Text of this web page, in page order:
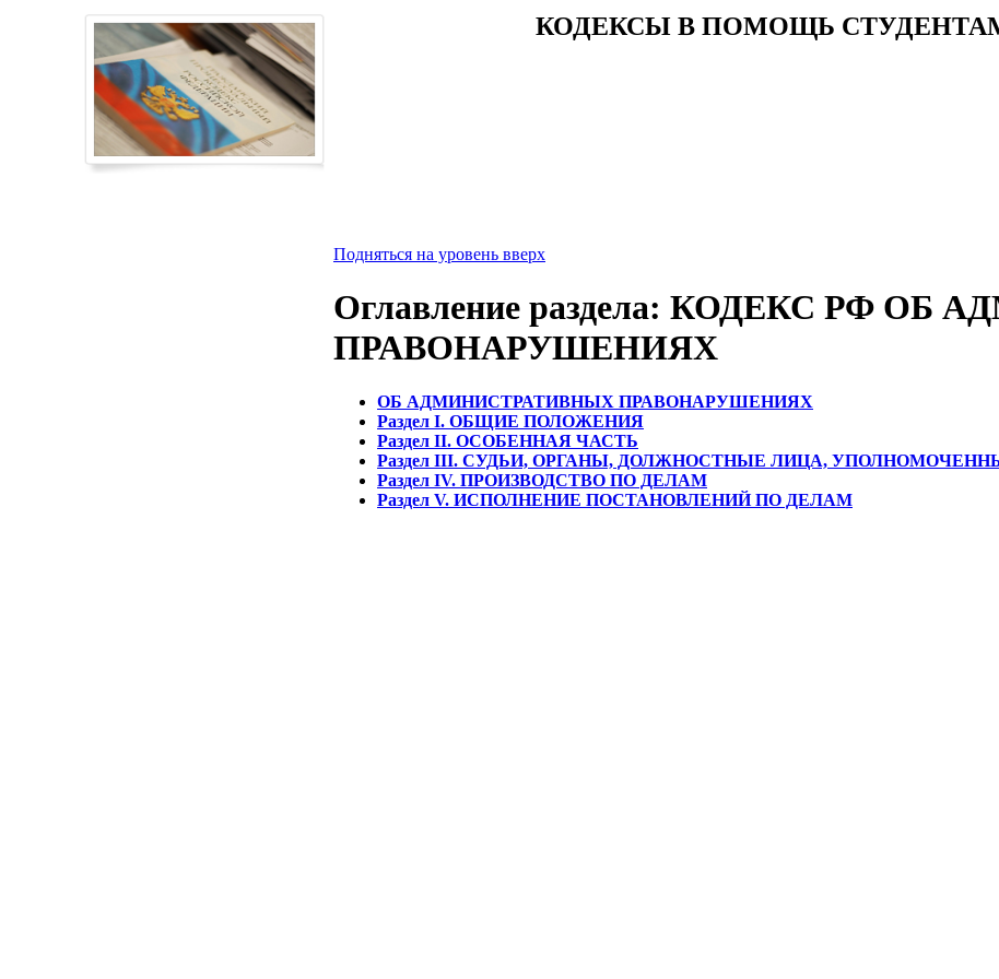
КОДЕКСЫ В ПОМОЩЬ
Подняться на уровень вверх
Оглавление раздела: КОДЕКС РФ
ПРАВОНАРУШЕНИЯХ
ОБ АДМИНИСТРАТИВНЫХ ПРАВОНАРУШЕНИЯХ
Раздел I. ОБЩИЕ ПОЛОЖЕНИЯ
Раздел II. ОСОБЕННАЯ ЧАСТЬ
Раздел III. СУДЬИ, ОРГАНЫ, ДОЛЖНОСТНЫЕ ЛИЦА,
Раздел IV. ПРОИЗВОДСТВО ПО ДЕЛАМ
Раздел V. ИСПОЛНЕНИЕ ПОСТАНОВЛЕНИЙ ПО ДЕЛАМ